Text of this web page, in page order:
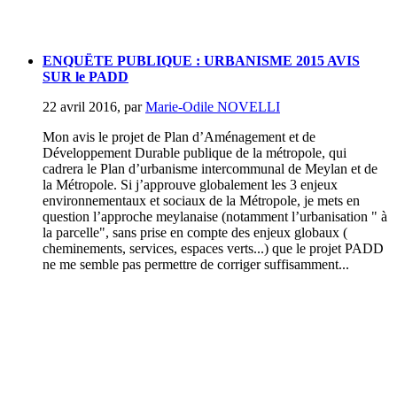
ENQUËTE PUBLIQUE : URBANISME 2015 AVIS
SUR le PADD
22 avril 2016, parMarie-Odile NOVELLI
Mon avis le projet de Plan d’Aménagement et de
Développement Durable publique de la métropole, qui
cadrera le Plan d’urbanisme intercommunal de Meylan et de
la Métropole. Si j’approuve globalement les 3 enjeux
environnementaux et sociaux de la Métropole, je mets en
question l’approche meylanaise (notamment l’urbanisation " à
la parcelle", sans prise en compte des enjeux globaux (
cheminements, services, espaces verts...) que le projet PADD
ne me semble pas permettre de corriger suffisamment...